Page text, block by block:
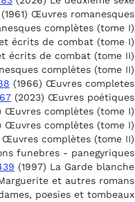
(1961) Œuvres romanesques
complètes (tome I)
et écrits de combat (tome I)
écrits de combat (tome II)
complètes (tome II)
(1966) Œuvres completes
(2023) Œuvres poétiques
Œuvres complètes (tome I)
Œuvres complètes (tome I)
Œuvres complètes (tome II)
funebres - panegyriques
(1997) La Garde blanche
et autres romans
poesies et tombeaux